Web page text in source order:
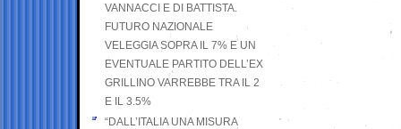
VANNACCI E DI BATTISTA.
FUTURO NAZIONALE
VELEGGIA SOPRA IL 7% E UN
EVENTUALE PARTITO DELL’EX
GRILLINO VARREBBE TRA IL 2
E IL 3.5%
“DALL’ITALIA UNA MISURA